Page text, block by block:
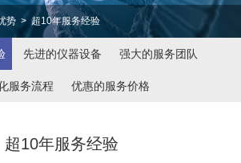
势 > 超10年服务经验
先进的仪器设备 强大的服务团队
服务流程 优惠的服务价格
超10年服务经验